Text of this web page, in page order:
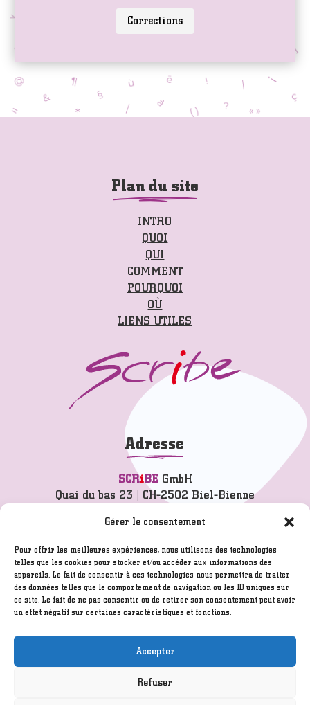
Gérer le consentement
Pour offrir les meilleures expériences, nous utilisons des technologies
telles que les cookies pour stocker et/ou accéder aux informations des
appareils. Le fait de consentir à ces technologies nous permettra de traiter
des données telles que le comportement de navigation ou les ID uniques sur
ce site. Le fait de ne pas consentir ou de retirer son consentement peut avoir
un effet négatif sur certaines caractéristiques et fonctions.
Accepter
Refuser
Corrections
Plan du site
INTRO
QUOI
QUI
COMMENT
POURQUOI
OÙ
LIENS UTILES
Adresse
SCRiBEGmbH
Quai du bas 23 | CH-2502 Biel-Bienne
T 032 342 77 77
Mentions légales
Conditions générales
Clause de non responsabilité
Created byITELIUM SARL/ Hosted by
Infomaniak.ch
©2005 - 2026SCR